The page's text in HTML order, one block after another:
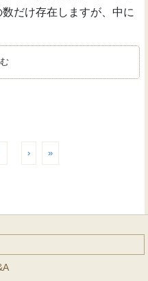
だけ存在しますが、中に
› »